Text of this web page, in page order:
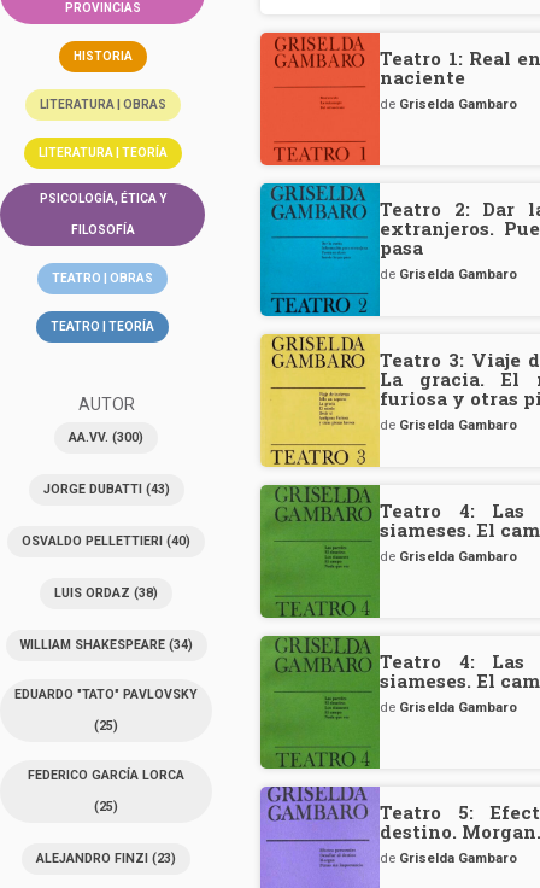
PROVINCIAS
HISTORIA
LITERATURA | OBRAS
LITERATURA | TEORÍA
PSICOLOGÍA, ÉTICA Y
FILOSOFÍA
TEATRO | OBRAS
TEATRO | TEORÍA
AUTOR
AA.VV. (300)
JORGE DUBATTI(43)
OSVALDO PELLETTIERI (40)
LUIS ORDAZ (38)
WILLIAM SHAKESPEARE(34)
EDUARDO "TATO" PAVLOVSKY
(25)
FEDERICO GARCÍA LORCA
(25)
ALEJANDRO FINZI (23)
Teatro 1: Real
naciente
de Griselda Gambaro
Teatro 2: Dar
extranjeros.
pasa
de Griselda Gambaro
Teatro 3: Viaje
La gracia. El
furiosa y otras
de Griselda Gambaro
Teatro 4: Las
siameses. El
de Griselda Gambaro
Teatro 4: Las
siameses. El
de Griselda Gambaro
Teatro 5:
destino.
de Griselda Gambaro